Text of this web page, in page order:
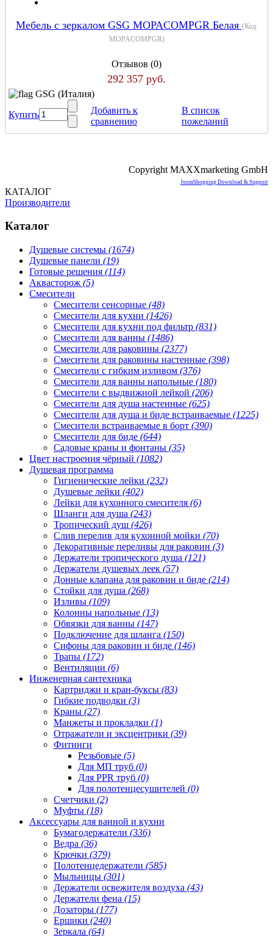
Мебель с зеркалом GSG MOPACOMPGR Белая (Код:
MOPACOMPGR)
Отзывов (0)
292 357 руб.
GSG (Италия)
Купить
Добавить к
сравнению
В список
пожеланий
Copyright MAXXmarketing GmbH
JoomShopping Download & Support
КАТАЛОГ
Производители
Каталог
Душевые системы (1674)
Душевые панели (19)
Готовые решения (114)
Аквасторож (5)
Смесители
Смесители сенсорные (48)
Смесители для кухни (1426)
Смесители для кухни под фильтр (831)
Смесители для ванны (1486)
Смесители для раковины (2377)
Смесители для раковины настенные (398)
Смесители с гибким изливом (376)
Смесители для ванны напольные (180)
Смесители с выдвижной лейкой (206)
Смесители для душа настенные (625)
Смесители для душа и биде встраиваемые (1225)
Смесители встраиваемые в борт (390)
Смесители для биде (644)
Садовые краны и фонтаны (35)
Цвет настроения чёрный (1082)
Душевая программа
Гигиенические лейки (232)
Душевые лейки (402)
Лейки для кухонного смесителя (6)
Шланги для душа (243)
Тропический душ (426)
Слив перелив для кухонной мойки (70)
Декоративные переливы для раковин (3)
Держатели тропического душа (121)
Держатели душевых леек (57)
Донные клапана для раковин и биде (214)
Стойки для душа (268)
Изливы (109)
Колонны напольные (13)
Обвязки для ванны (147)
Подключение для шланга (150)
Сифоны для раковин и биде (146)
Трапы (172)
Вентиляции (6)
Инженерная сантехника
Картриджи и кран-буксы (83)
Гибкие подводки (3)
Краны (27)
Манжеты и прокладки (1)
Отражатели и эксцентрики (39)
Фитинги
Резьбовые (5)
Для МП труб (0)
Для PPR труб (0)
Для полотенцесушителей (0)
Счетчики (2)
Муфты (18)
Аксессуары для ванной и кухни
Бумагодержатели (336)
Ведра (36)
Крючки (379)
Полотенцедержатели (585)
Мыльницы (301)
Держатели освежителя воздуха (43)
Держатели фена (15)
Дозаторы (177)
Ершики (240)
Зеркала (64)